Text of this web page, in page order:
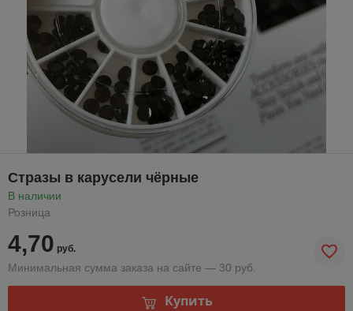
Стразы в карусели чёрные
В наличии
Розница
4,70 руб.
Минимальная сумма заказа на сайте — 30 руб.
Купить